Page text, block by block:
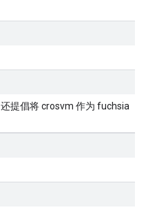
提倡将 crosvm 作为 fuchsia